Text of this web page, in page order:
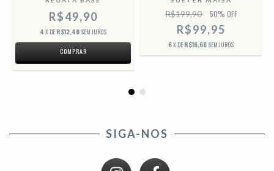
R$49,90
4 X DE R$12,48 SEM JUROS
COMPRAR
R$199,90 50% OFF
R$99,95
6X DE R$16,66 SEM JUROS
SIGA-NOS